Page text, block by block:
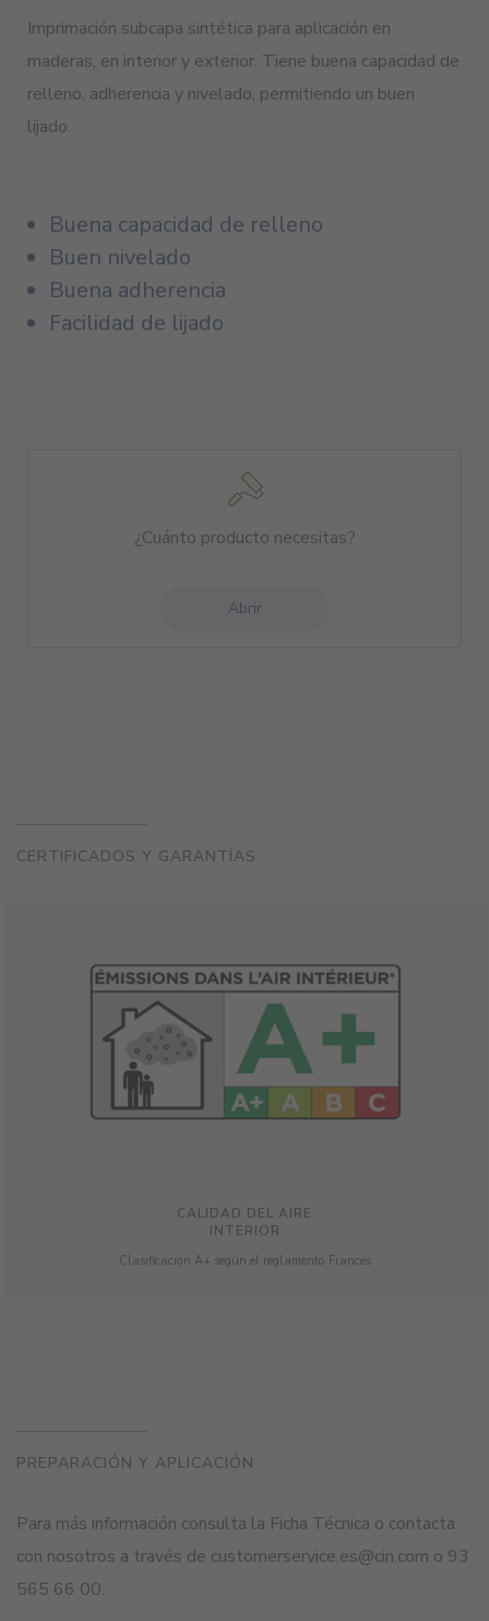
Imprimación subcapa sintética para aplicación en
maderas, en interior y exterior. Tiene buena capacidad de
relleno, adherencia y nivelado, permitiendo un buen
lijado.
Buena capacidad de relleno
Buen nivelado
Buena adherencia
Facilidad de lijado
¿Cuánto producto necesitas?
Abrir
CERTIFICADOS Y GARANTÍAS
CALIDAD DEL AIRE
INTERIOR
Clasificación A+ según el reglamento Francés
PREPARACIÓN Y APLICACIÓN
Para más información consulta la Ficha Técnica o contacta
con nosotros a través de customerservice.es@cin.com o 93
565 66 00.